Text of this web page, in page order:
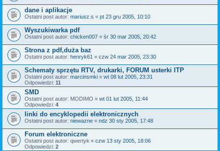
dane i aplikacje
Ostatni post autor: mariusz.s « pt 23 gru 2005, 10:10
Wyszukiwarka pdf
Ostatni post autor: chicken007 « śr 30 mar 2005, 20:42
Strona z pdf,duża baz
Ostatni post autor: henryk61 « czw 24 mar 2005, 23:30
Schematy sprzętu RTV, drukarki, FORUM usterki ITP
Ostatni post autor: marcinsmki « wt 08 lut 2005, 23:31
Odpowiedzi: 11
SMD
Ostatni post autor: MODIMO « wt 01 lut 2005, 11:44
Odpowiedzi: 4
linki do encyklopedii elektronicznych
Ostatni post autor: niewazne « ndz 30 sty 2005, 17:48
Forum elektroniczne
Ostatni post autor: qwertyk « czw 13 sty 2005, 18:06
Odpowiedzi: 2